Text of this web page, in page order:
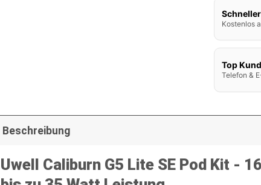
Kostenlos
Top
Telefon &
Beschreibung
Uwell Caliburn G5 Lite SE Pod Kit -